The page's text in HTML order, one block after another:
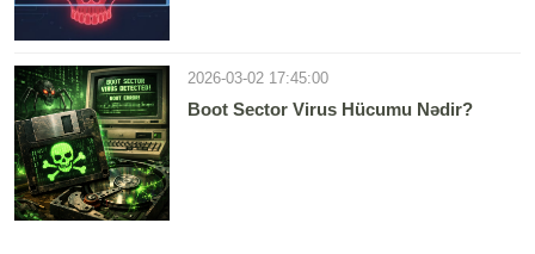
2026-03-02 17:45:00
Boot Sector Virus Hücumu Nədir?